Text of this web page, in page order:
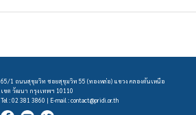
65/1 ถนนสุขุมวิท ซอยสุขุมวิท 55 (ทองหล่อ) แขวง คลองตันเหนือ
เขต วัฒนา กรุงเทพฯ 10110
Tel : 02 381 3860 | E-mail :contact@pridi.or.th